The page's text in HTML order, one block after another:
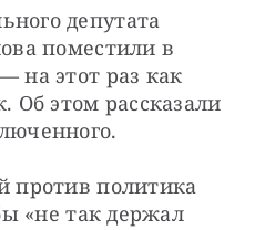
депутата
поместили в
на этот раз как
Об этом рассказали
против политика
«не так держал